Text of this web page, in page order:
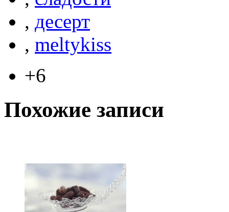
, десерт
, meltykiss
+6
Похожие записи